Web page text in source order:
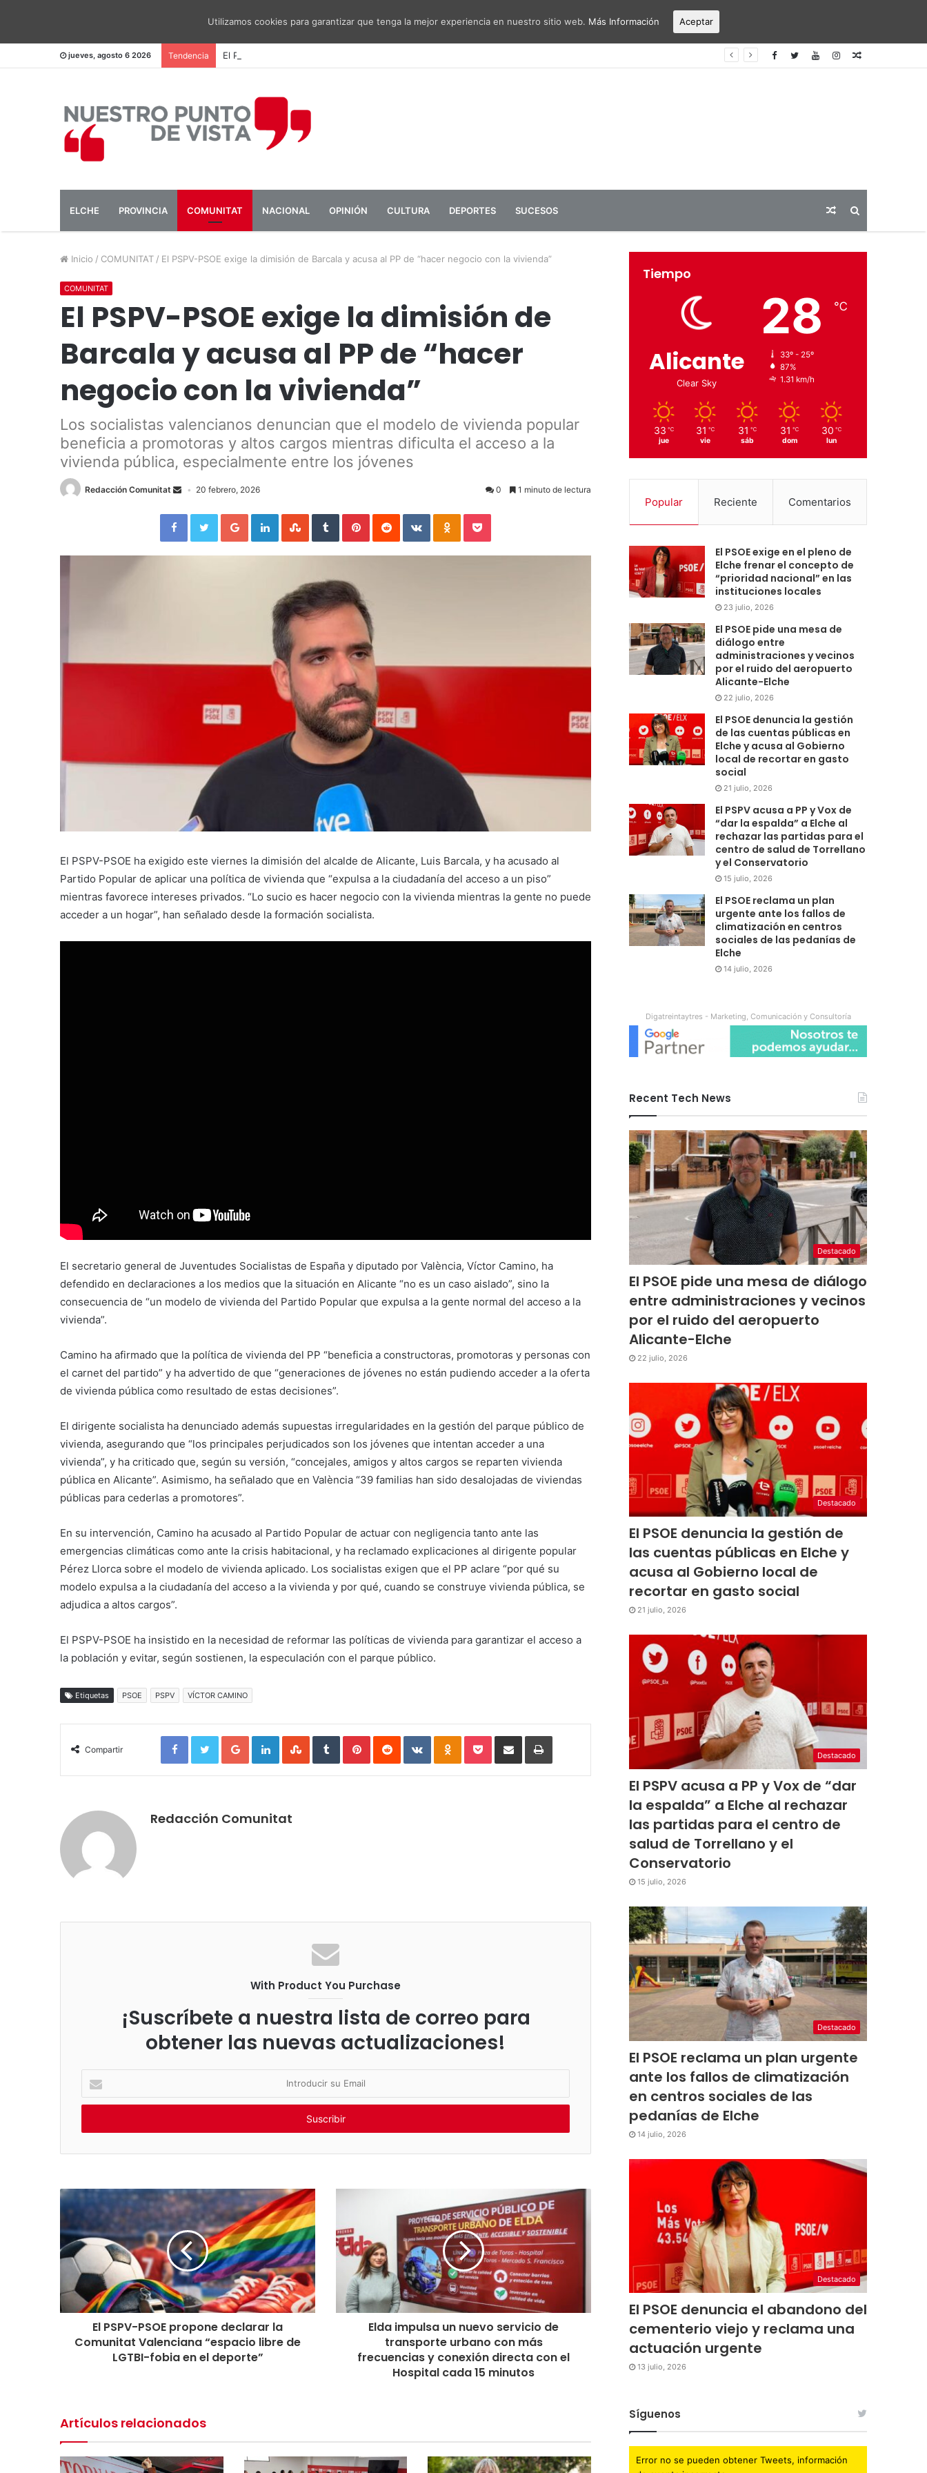
jueves, agosto 6 2026 Tendencia El PSOE pide una mesa de diálogo entre administraciones y vecinos por el ruido del aeropuerto Alicante-Elche Articulo
ELCHE PROVINCIA COMUNITAT NACIONAL OPINIÓN CULTURA DEPORTES SUCESOS Articulo
aleatorio
Inicio / COMUNITAT / El PSPV-PSOE exige la dimisión de Barcala y acusa al PP de “hacer negocio con la vivienda”
COMUNITAT
El PSPV-PSOE exige la dimisión de
Barcala y acusa al PP de “hacer
negocio con la vivienda”
Los socialistas valencianos denuncian que el modelo de vivienda popular
beneficia a promotoras y altos cargos mientras dificulta el acceso a la
vivienda pública, especialmente entre los jóvenes
Redacción Comunitat 20 febrero, 2026 0 1 minuto de lectura
Facebook Twitter Google+ LinkedIn StumbleUpon Tumblr Pinterest Reddit VKontakte
El PSPV-PSOE ha exigido este viernes la dimisión del alcalde de Alicante, Luis Barcala, y ha acusado al
Partido Popular de aplicar una política de vivienda que “expulsa a la ciudadanía del acceso a un piso”
mientras favorece intereses privados. “Lo sucio es hacer negocio con la vivienda mientras la gente no puede
acceder a un hogar”, han señalado desde la formación socialista.
El secretario general de Juventudes Socialistas de España y diputado por València, Víctor Camino, ha
defendido en declaraciones a los medios que la situación en Alicante “no es un caso aislado”, sino la
consecuencia de “un modelo de vivienda del Partido Popular que expulsa a la gente normal del acceso a la
vivienda”.
Camino ha afirmado que la política de vivienda del PP “beneficia a constructoras, promotoras y personas con
el carnet del partido” y ha advertido de que “generaciones de jóvenes no están pudiendo acceder a la oferta
de vivienda pública como resultado de estas decisiones”.
El dirigente socialista ha denunciado además supuestas irregularidades en la gestión del parque público de
vivienda, asegurando que “los principales perjudicados son los jóvenes que intentan acceder a una
vivienda”, y ha criticado que, según su versión, “concejales, amigos y altos cargos se reparten vivienda
pública en Alicante”. Asimismo, ha señalado que en València “39 familias han sido desalojadas de viviendas
públicas para cederlas a promotores”.
En su intervención, Camino ha acusado al Partido Popular de actuar con negligencia tanto ante las
emergencias climáticas como ante la crisis habitacional, y ha reclamado explicaciones al dirigente popular
Pérez Llorca sobre el modelo de vivienda aplicado. Los socialistas exigen que el PP aclare “por qué su
modelo expulsa a la ciudadanía del acceso a la vivienda y por qué, cuando se construye vivienda pública, se
adjudica a altos cargos”.
El PSPV-PSOE ha insistido en la necesidad de reformar las políticas de vivienda para garantizar el acceso a
la población y evitar, según sostienen, la especulación con el parque público.
Etiquetas PSOE PSPV VÍCTOR CAMINO
Compartir
Facebook Twitter Google+ LinkedIn StumbleUpon Tumblr Pinterest Reddit VKontakte Pocket
Redacción Comunitat
With Product You Purchase
¡Suscríbete a nuestra lista de correo para
obtener las nuevas actualizaciones!
t
o
i
u
E
l
El PSPV-PSOE propone declarar la
Comunitat Valenciana “espacio libre de
LGTBI-fobia en el deporte”
Elda impulsa un nuevo servicio de
transporte urbano con más
frecuencias y conexión directa con el
Hospital cada 15 minutos
Artículos relacionados
Tiempo
Alicante
Clear Sky
28 ℃
33º - 25º
87%
1.31 km/h
33 ℃
jue
31 ℃
vie
31 ℃
sáb
31 ℃
dom
30 ℃
lun
Popular Reciente Comentarios
El PSOE exige en el pleno de
Elche frenar el concepto de
“prioridad nacional” en las
instituciones locales
23 julio, 2026
El PSOE pide una mesa de
diálogo entre
administraciones y vecinos
por el ruido del aeropuerto
Alicante-Elche
22 julio, 2026
El PSOE denuncia la gestión
de las cuentas públicas en
Elche y acusa al Gobierno
local de recortar en gasto
social
21 julio, 2026
El PSPV acusa a PP y Vox de
“dar la espalda” a Elche al
rechazar las partidas para el
centro de salud de Torrellano
y el Conservatorio
15 julio, 2026
El PSOE reclama un plan
urgente ante los fallos de
climatización en centros
sociales de las pedanías de
Elche
14 julio, 2026
Digatreintaytres - Marketing, Comunicación y Consultoría
Recent Tech News
Destacado
El PSOE pide una mesa de diálogo
entre administraciones y vecinos
por el ruido del aeropuerto
Alicante-Elche
22 julio, 2026
Destacado
El PSOE denuncia la gestión de
las cuentas públicas en Elche y
acusa al Gobierno local de
recortar en gasto social
21 julio, 2026
Destacado
El PSPV acusa a PP y Vox de “dar
la espalda” a Elche al rechazar
las partidas para el centro de
salud de Torrellano y el
Conservatorio
15 julio, 2026
Destacado
El PSOE reclama un plan urgente
ante los fallos de climatización
en centros sociales de las
pedanías de Elche
14 julio, 2026
Destacado
El PSOE denuncia el abandono del
cementerio viejo y reclama una
actuación urgente
13 julio, 2026
Síguenos
Error no se pueden obtener Tweets, información
Utilizamos cookies para garantizar que tenga la mejor experiencia en nuestro sitio web. Más Información Aceptar